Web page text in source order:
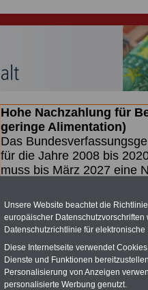
Hohe Nachzahlung für
geringe Alimentation)
Das
für die Jahre 2008 bis
muss bis März 2027 eine
(Beamte &
geben (Medienberichten
mind.3.000 und 13.000
hierzu eine Broschüre
des Gesetzentwurfs der
Quartal.2026 >>>
zur
Unsere Website beachtet die
europäischer
Datenschutzrichtlinie für
Diese Internetseite verwendet
Dienste und Funktionen
Personalisierung von Anzeigen
personalisierte Werbung genutzt.